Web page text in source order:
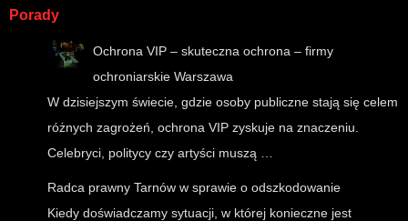
Porady
Ochrona VIP – skuteczna ochrona – firmy
ochroniarskie Warszawa
W dzisiejszym świecie, gdzie osoby publiczne stają się celem
różnych zagrożeń, ochrona VIP zyskuje na znaczeniu.
Celebryci, politycy czy artyści muszą …
Radca prawny Tarnów w sprawie o odszkodowanie
Kiedy doświadczamy sytuacji, w której konieczne jest